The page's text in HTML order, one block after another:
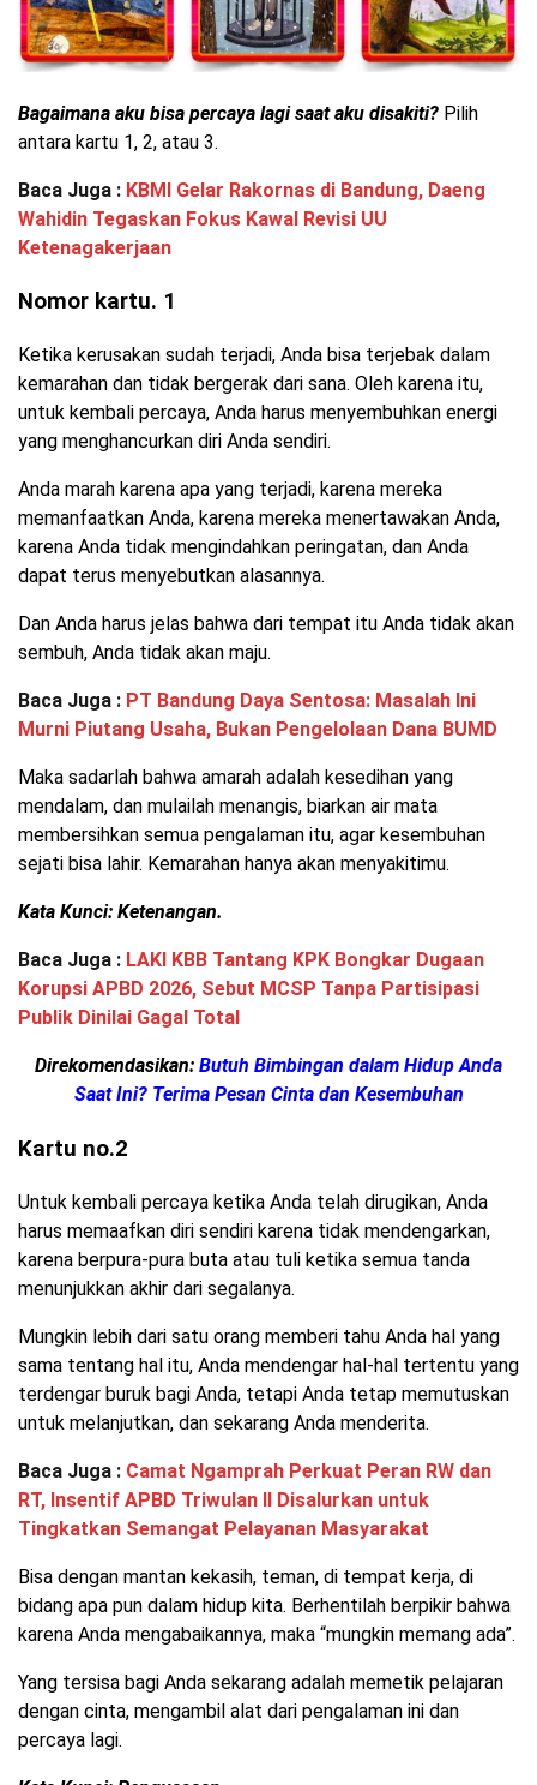
Bagaimana aku bisa percaya lagi saat aku disakiti? Pilih
antara kartu 1, 2, atau 3.
Baca Juga : KBMI Gelar Rakornas di Bandung, Daeng
Wahidin Tegaskan Fokus Kawal Revisi UU
Ketenagakerjaan
Nomor kartu. 1
Ketika kerusakan sudah terjadi, Anda bisa terjebak dalam
kemarahan dan tidak bergerak dari sana. Oleh karena itu,
untuk kembali percaya, Anda harus menyembuhkan energi
yang menghancurkan diri Anda sendiri.
Anda marah karena apa yang terjadi, karena mereka
memanfaatkan Anda, karena mereka menertawakan Anda,
karena Anda tidak mengindahkan peringatan, dan Anda
dapat terus menyebutkan alasannya.
Dan Anda harus jelas bahwa dari tempat itu Anda tidak akan
sembuh, Anda tidak akan maju.
Baca Juga : PT Bandung Daya Sentosa: Masalah Ini
Murni Piutang Usaha, Bukan Pengelolaan Dana BUMD
Maka sadarlah bahwa amarah adalah kesedihan yang
mendalam, dan mulailah menangis, biarkan air mata
membersihkan semua pengalaman itu, agar kesembuhan
sejati bisa lahir. Kemarahan hanya akan menyakitimu.
Kata Kunci: Ketenangan.
Baca Juga : LAKI KBB Tantang KPK Bongkar Dugaan
Korupsi APBD 2026, Sebut MCSP Tanpa Partisipasi
Publik Dinilai Gagal Total
Direkomendasikan: Butuh Bimbingan dalam Hidup Anda
Saat Ini? Terima Pesan Cinta dan Kesembuhan
Kartu no.2
Untuk kembali percaya ketika Anda telah dirugikan, Anda
harus memaafkan diri sendiri karena tidak mendengarkan,
karena berpura-pura buta atau tuli ketika semua tanda
menunjukkan akhir dari segalanya.
Mungkin lebih dari satu orang memberi tahu Anda hal yang
sama tentang hal itu, Anda mendengar hal-hal tertentu yang
terdengar buruk bagi Anda, tetapi Anda tetap memutuskan
untuk melanjutkan, dan sekarang Anda menderita.
Baca Juga : Camat Ngamprah Perkuat Peran RW dan
RT, Insentif APBD Triwulan II Disalurkan untuk
Tingkatkan Semangat Pelayanan Masyarakat
Bisa dengan mantan kekasih, teman, di tempat kerja, di
bidang apa pun dalam hidup kita. Berhentilah berpikir bahwa
karena Anda mengabaikannya, maka “mungkin memang ada”.
Yang tersisa bagi Anda sekarang adalah memetik pelajaran
dengan cinta, mengambil alat dari pengalaman ini dan
percaya lagi.